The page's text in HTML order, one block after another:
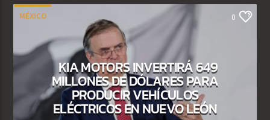
MÉXICO 0
KIA MOTORS INVERTIRÁ 649
MILLONES DE DÓLARES PARA
PRODUCIR VEHÍCULOS
ELÉCTRICOS EN NUEVO LEÓN